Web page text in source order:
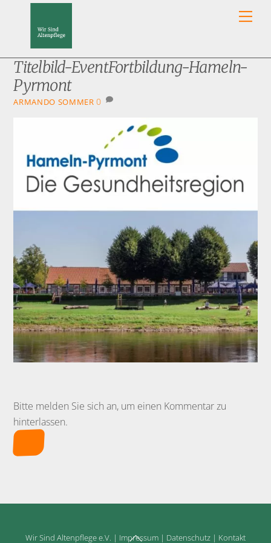
Titelbild-EventFortbildung-Hameln-
Pyrmont
ARMANDO SOMMER 0
Bitte melden Sie sich an, um einen Kommentar zu
hinterlassen.
Back
Wir Sind Altenpflege e.V. | Impressum | Datenschutz | Kontakt